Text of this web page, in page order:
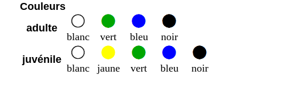
Couleurs
adulte
blanc vert bleu
noir
juvénile
blanc jaune vert bleu noir